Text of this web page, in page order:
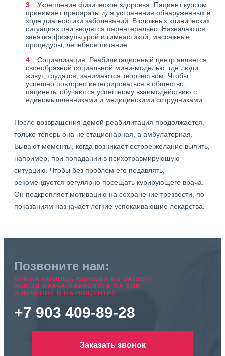
Укрепление физическое здоровья. Пациент курсом
принимает препараты для устранения обнаруженных в
ходе диагностики заболеваний. В сложных клинических
ситуациях они вводятся парентерально. Назначаются
занятия физкультурой и гимнастикой, массажные
процедуры, лечебное питание.
Социализация. Реабилитационный центр является
своеобразной социальной мини-моделью, где люди
живут, трудятся, занимаются творчеством. Чтобы
успешно повторно интегрироваться в общество,
пациенты обучаются успешному взаимодействию с
единомышленниками и медицинскими сотрудниками.
После возвращения домой реабилитация продолжается,
только теперь она не стационарная, а амбулаторная.
Бывают моменты, когда возникает острое желание выпить,
например, при попадании в психотравмирующую
ситуацию. Чтобы без проблем его подавлять,
рекомендуется регулярно посещать курирующего врача.
Он подкрепляет мотивацию на сохранение трезвости, по
показаниям назначает легкие успокаивающие лекарства.
Позвоните нам:
НУЖНА ПОМОЩЬ ВЫВОДА ИЗ ЗАПОЯ?
ВЫЕЗД ВРАЧА-НАРКОЛОГА НА ДОМ
И ЛЕЧЕНИЕ В НАРКОЦЕНТРЕ
+7 903 409-89-28
Заказать звонок